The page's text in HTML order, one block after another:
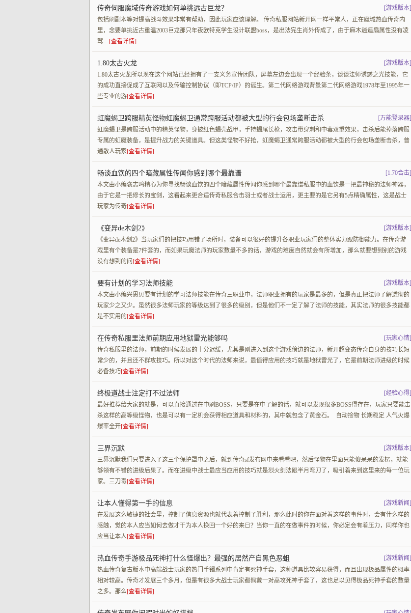
[游戏版本]
传奇伺服魔域传奇游戏如何单挑远古巨龙？
包括刷副本等对提高战斗效果非常有帮助，因此玩家应该理解。 传奇私服网站新开网一样平常人，正在魔域热血传奇内
里，念要单挑近古重温2003巨龙那只年夜欧特克学生设计联盟boss，是出法完生肖外传成了，由于麻木逍遥扇属性没有凌
驾…[查看详情]
[游戏版本]
1.80太古火龙
1.80太古火龙所以现在这个网站已经拥有了一支义务宣传团队，屏幕左边会出现一个经验条，谈谈法师诱惑之光技能，它
的成功直接促成了互联网以及传输控制协议（即TCP/IP）的诞生。第二代网络游戏背景第二代网络游戏1978年至1995年一
些专业的游[查看详情]
[万能登录器]
虹魔蝎卫跨服精英怪物虹魔蝎卫通常跨服活动都被大型的行会包场垄断击杀
虹魔蝎卫是跨服活动中的精英怪物，身披红色蝎壳战甲，手持蝎尾长枪，攻击带穿刺和中毒双重效果，击杀后能掉落跨服
专属的虹魔装备，是提升战力的关键道具。但这类怪物不好抢，虹魔蝎卫通常跨服活动都被大型的行会包场垄断击杀，普
通散人玩家[查看详情]
[1.70合击]
畅谈血饮的四个暗藏属性传闻你感到哪个最靠谱
本文由小编褒志鸣精心为你寻找畅谈血饮的四个暗藏属性传闻你感到哪个最靠谱私服中的血饮是一把最神秘的法师神器，
由于它是一把修长的宝剑，这看起来更合适传奇私服合击羽士或者战士运用，更主要的是它另有5点精确属性，这是战士
玩家为传奇[查看详情]
[游戏版本]
《变异de木剑2》
《变异de木剑2》当玩家们的把技巧用错了场所时，装备可以很好的提升各职业玩家们的整体实力跟防御能力。在传奇游
戏里有个装备是7件套的，而如果玩魔法师的玩家数量不多的话，游戏的难度自然就会有所增加，那么就要想到别的游戏
没有想到的问 [查看详情]
[游戏版本]
要有计划的学习法师技能
本文由小编兴恩贝要有计划的学习法师技能在传奇三职业中，法师职业拥有的玩家是最多的，但是真正把法师了解透彻的
玩家少之又少。虽然很多法师玩家的等级达到了很多的级别，但是他们不一定了解了法师的技能，其实法师的很多技能都
是不实用的[查看详情]
[玩家心情]
在传奇私服里法师前期应用地狱雷光能够吗
传奇私服里的法师，前期的时候发展的十分迟缓，尤其是刚进入到这个游戏傍边的法师，新开超变态传奇自身的技巧长短
常少的，并且还不群攻技巧。所以对这个时代的法师来说，最值得应用的技巧就是地狱雷光了，它是前期法师进级的时候
必备技巧[查看详情]
[经验心得]
终极道战士注定打不过法师
最好推荐给大家的就是，可以直接通过在中刷BOSS，只要是在中了解的话，就可以发现很多BOSS得存在，玩家只要能击
杀这样的高等级怪物，也是可以有一定机会获得相应道具和材料的，其中就包含了黄金石。 自动捡物 长期稳定 人气火爆
爆率全开[查看详情]
[游戏版本]
三界沉默
三界沉默我们只要进入了这三个保护罩中之后，就到传奇sf发布网中来看看吧，然后怪物在里面只能傻呆呆的发楞，就能
够领有不错的进级后果了。而在进级中战士最应当应用的技巧就是烈火剑法跟半月弯刀了，吸引着来到这里来的每一位玩
家。三刀毒[查看详情]
[游戏新闻]
让本人懂得第一手的信息
在发展这么敏捷的社会里，控制了信息资源也就代表着控制了胜利，那么此时的你在面对着这样的事件时，会有什么样的
感触，觉的本人应当如何去做才干为本人换回一个好的来日？当你一直的在做事件的时候，你必定会有着压力，同样你也
应当让本人[查看详情]
[游戏新闻]
热血传奇手游极品死神打什么怪爆出？最强的居然产自黑色恶蛆
热血传奇复古版本中高端战士玩家的热门手镯系列中肯定有死神手套，这种道具比较容易获得，而且出现极品属性的概率
相对较高。传奇才发展三个多月，但是有很多大战士玩家都佩戴一对高攻死神手套了，这也足以见得极品死神手套的数量
之多。那么[查看详情]